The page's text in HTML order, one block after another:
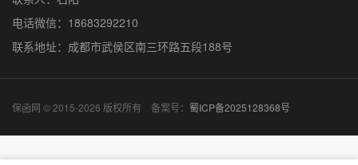
电话微信：18683292210
联系地址：成都市武侯区南三环路五段188号
保函网 © 2015-2026 版权所有 备案号： 蜀ICP备2025128368号